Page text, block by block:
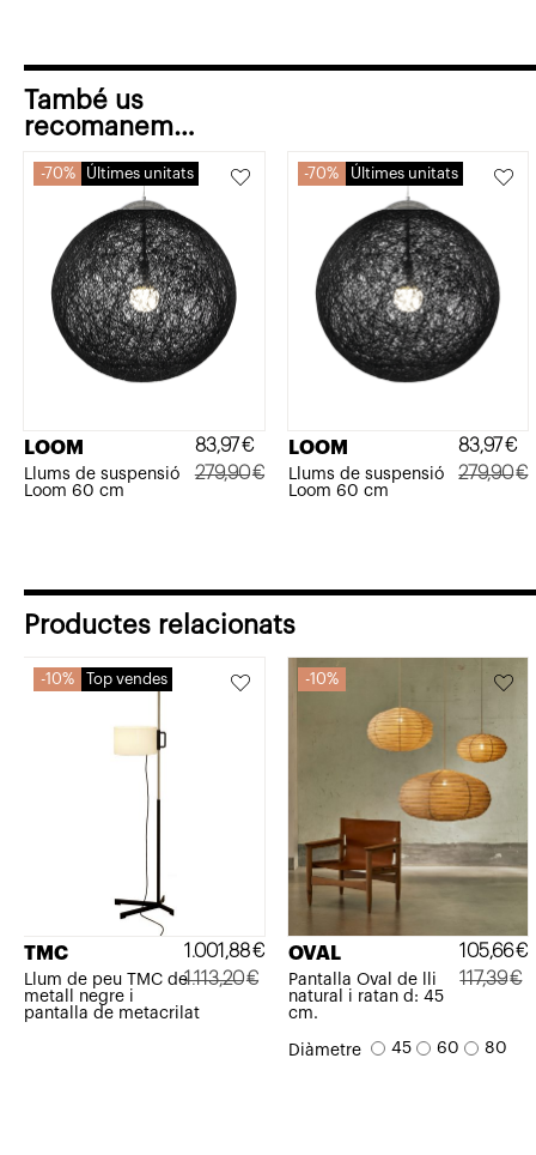
També us
recomanem…
70% Últimes unitats
LOOM
Llums de suspensió
Loom 60 cm
279,90€
era:
279,90€.
83,97€
és:
83,97€.
70% Últimes unitats
LOOM
Llums de suspensió
Loom 60 cm
279,90€
era:
83,97€
és:
Productes relacionats
10% Top vendes
TMC
Llum de peu TMC de
metall negre i
pantalla de metacrilat
1.113,20€
El
1.001,88€
El
10%
OVAL
Pantalla Oval de lli
natural i ratan d: 45
cm.
117,39€
105,66€
Diàmetre 45 60 80